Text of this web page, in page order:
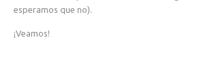
esperamos que no).
¡Veamos!